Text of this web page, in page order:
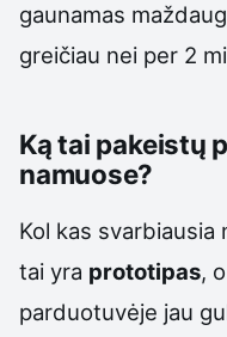
gaunamas
greičiau nei per 2
Ką tai pakeistų
namuose?
Kol kas
tai yra prototipas,
parduotuvėje jau